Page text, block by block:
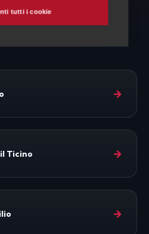
per il tuo cane
→
Ticino →
→
tutti i cookie